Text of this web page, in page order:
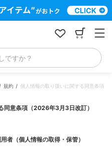
ですか？
規約 個人情報の取り扱いに関する同意条項
同意条項（2026年3月3日改訂）
者（個人情報の取得・保管）